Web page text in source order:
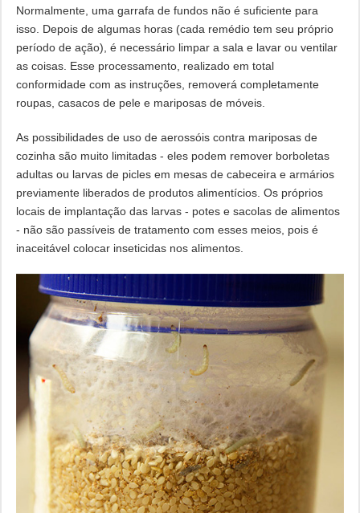
Normalmente, uma garrafa de fundos não é suficiente para
isso. Depois de algumas horas (cada remédio tem seu próprio
período de ação), é necessário limpar a sala e lavar ou ventilar
as coisas. Esse processamento, realizado em total
conformidade com as instruções, removerá completamente
roupas, casacos de pele e mariposas de móveis.
As possibilidades de uso de aerossóis contra mariposas de
cozinha são muito limitadas - eles podem remover borboletas
adultas ou larvas de picles em mesas de cabeceira e armários
previamente liberados de produtos alimentícios. Os próprios
locais de implantação das larvas - potes e sacolas de alimentos
- não são passíveis de tratamento com esses meios, pois é
inaceitável colocar inseticidas nos alimentos.